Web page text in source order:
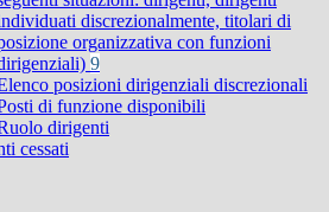
discrezionalmente, titolari di
organizzativa con funzioni
9
posizioni dirigenziali discrezionali
di funzione disponibili
dirigenti
cessati